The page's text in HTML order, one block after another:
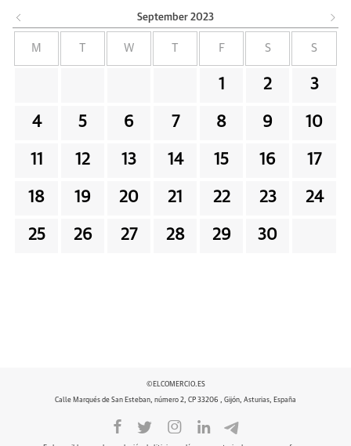
September 2023
M W F S S
1 2 3
4 5 6 7 8 9 10
11 12 13 14 15 16 17
18 19 20 21 22 23 24
25 26 27 28 29 30
©ELCOMERCIO.ES
Calle Marqués de San Esteban, número 2, CP 33206 , Gijón, Asturias, España